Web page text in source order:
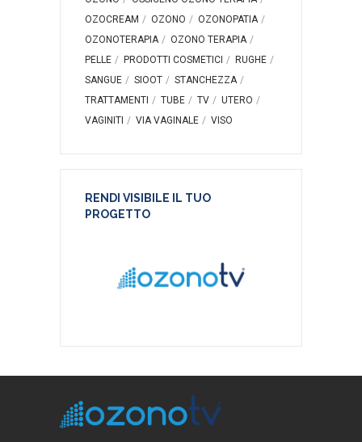
OZOCREAM
OZONO
OZONOPATIA
OZONOTERAPIA
OZONO TERAPIA
PELLE
PRODOTTI COSMETICI
RUGHE
SANGUE
SIOOT
STANCHEZZA
TRATTAMENTI
TUBE TV
UTERO
VAGINITI
VIA VAGINALE VISO
RENDI VISIBILE IL TUO
PROGETTO